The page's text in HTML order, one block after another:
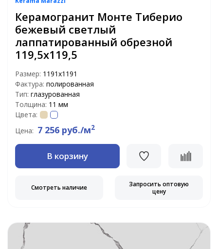
Керамогранит Монте Тиберио
бежевый светлый
лаппатированный обрезной
119,5х119,5
Размер: 1191х1191
Фактура: полированная
Тип: глазурованная
Толщина: 11 мм
Цвета:
Цена: 7 256 руб./м2
В корзину
Смотреть наличие
Запросить оптовую
цену